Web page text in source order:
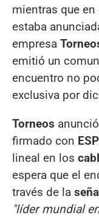
mientras que
estaba
empresa
emitió un
encuentro no
exclusiva por
Torneos
firmado con
lineal en los
espera que el
través de la
"líder mundial